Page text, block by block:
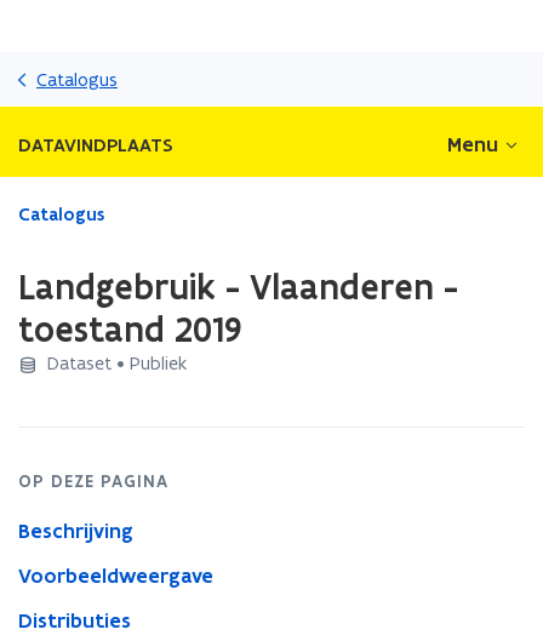
gaan
Catalogus
DATAVINDPLAATS Menu
Gedaan
bevindt
zich
op:
toestand
Catalogus
Landgebruik - Vlaanderen -
toestand 2019
Dataset • Publiek
OP DEZE PAGINA
Beschrijving
Voorbeeldweergave
Distributies